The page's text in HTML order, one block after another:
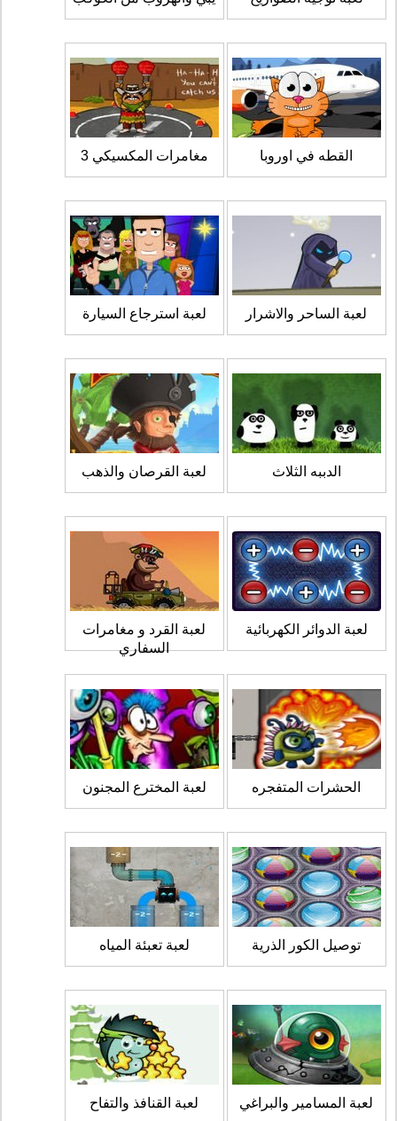
القطه في اوروبا مغامرات المكسيكي 3
لعبة الساحر والاشرار لعبة استرجاع السيارة
الدببه الثلاث لعبة القرصان والذهب
لعبة الدوائر الكهربائية
لعبة القرد و مغامرات
السفاري
الحشرات المتفجره لعبة المخترع المجنون
توصيل الكور الذرية لعبة تعبئة المياه
لعبة المسامير والبراغي لعبة القنافذ والتفاح